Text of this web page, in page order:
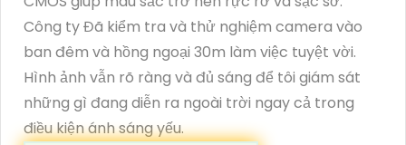
Công ty Đã kiểm tra và thử nghiệm camera vào
ban đêm và hồng ngoại 30m làm việc tuyệt vời.
Hình ảnh vẫn rõ ràng và đủ sáng để tôi giám sát
những gì đang diễn ra ngoài trời ngay cả trong
điều kiện ánh sáng yếu.